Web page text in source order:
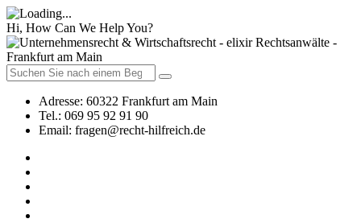
Hi, How Can We Help You?
Adresse: 60322 Frankfurt am Main
Tel.: 069 95 92 91 90
Email: fragen@recht-hilfreich.de